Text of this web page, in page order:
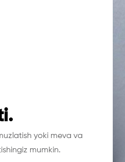
.
yoki meva va
mumkin.